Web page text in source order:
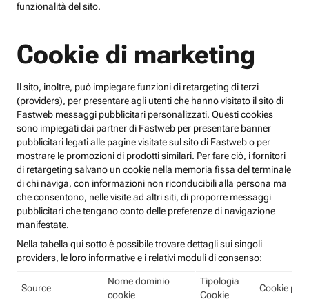
funzionalità del sito.
Cookie di marketing
Il sito, inoltre, può impiegare funzioni di retargeting di terzi
(providers), per presentare agli utenti che hanno visitato il sito di
Fastweb messaggi pubblicitari personalizzati. Questi cookies
sono impiegati dai partner di Fastweb per presentare banner
pubblicitari legati alle pagine visitate sul sito di Fastweb o per
mostrare le promozioni di prodotti similari. Per fare ciò, i fornitori
di retargeting salvano un cookie nella memoria fissa del terminale
di chi naviga, con informazioni non riconducibili alla persona ma
che consentono, nelle visite ad altri siti, di proporre messaggi
pubblicitari che tengano conto delle preferenze di navigazione
manifestate.
Nella tabella qui sotto è possibile trovare dettagli sui singoli
providers, le loro informative e i relativi moduli di consenso:
Source
Nome dominio
cookie
Tipologia
Cookie
Cookie